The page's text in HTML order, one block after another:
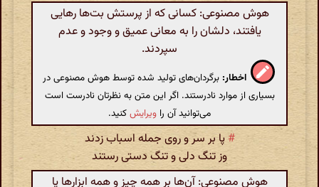
هوش مصنوعی: کسانی که از پرستش بت‌ها رهایی
یافتند، دلشان را به معانی عمیق و وجود و عدم
سپردند.
اخطار: برگردان‌های تولید شده توسط هوش مصنوعی در
بسیاری از موارد نادرستند. اگر این متن به نظرتان نادرست است
می‌توانید آن را ویرایشکنید.
# پا بر سر و روی جمله اسباب زدند
وز تنگ دلی و تنگ دستی رستند
هوش مصنوعی: آن‌ها بر همه چیز و همه ابزارها پا